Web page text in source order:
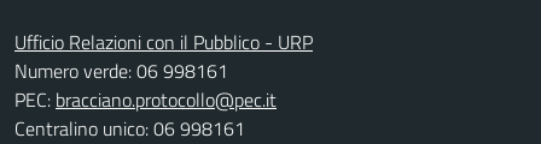
Ufficio Relazioni con il Pubblico - URP
Numero verde: 06 998161
PEC: bracciano.protocollo@pec.it
Centralino unico: 06 998161